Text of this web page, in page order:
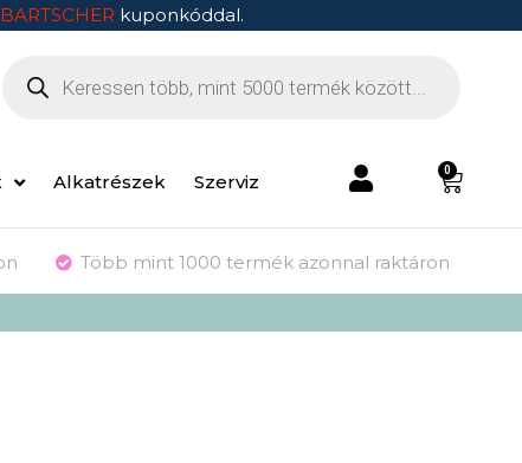
BARTSCHER kuponkóddal.
Alkatrészek Szerviz
0
Több mint 1000 termék azonnal raktáron